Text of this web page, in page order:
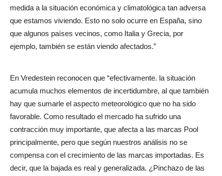
medida a la situación económica y climatológica tan adversa
que estamos viviendo. Esto no solo ocurre en España, sino
que algunos países vecinos, como Italia y Grecia, por
ejemplo, también se están viendo afectados.”
En Vredestein reconocen que “efectivamente. la situación
acumula muchos elementos de incertidumbre, al que también
hay que sumarle el aspecto meteorológico que no ha sido
favorable. Como resultado el mercado ha sufrido una
contracción muy importante, que afecta a las marcas Pool
principalmente, pero que según nuestros análisis no se
compensa con el crecimiento de las marcas importadas. Es
decir, que la bajada es real y generalizada. ¿Pinchazo de las